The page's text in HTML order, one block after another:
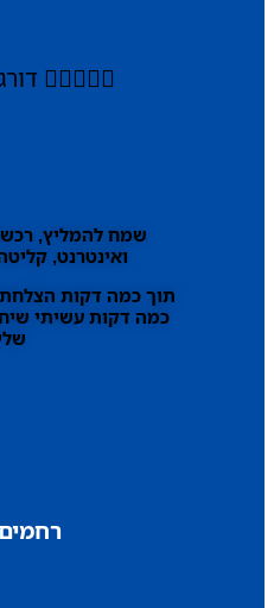
 דורג 5
שמח להמליץ,
ואינטרנט,
תוך כמה דקות
כמה דקות עשיתי